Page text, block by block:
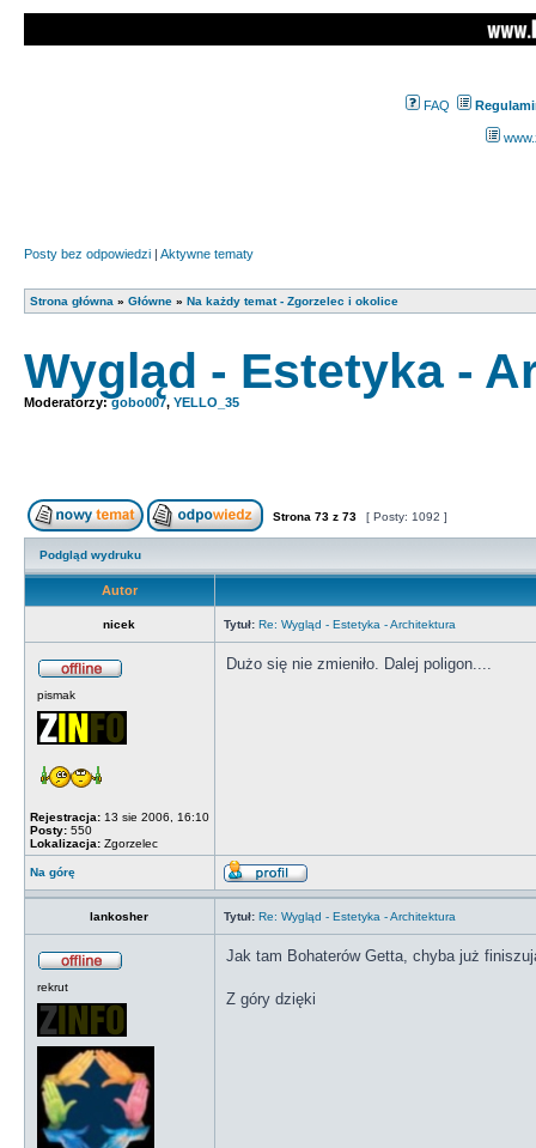
FAQ
Posty bez odpowiedzi | Aktywne tematy
Strona główna » Główne » Na każdy temat - Zgorzelec i okolice
Wygląd - Estetyka -
Moderatorzy:gobo007, YELLO_35
Strona 73 z 73 [ Posty: 1092 ]
Podgląd wydruku
Autor
nicek Tytuł: Re: Wygląd - Estetyka - Architektura
pismak
Rejestracja: 13 sie 2006, 16:10
Posty: 550
Lokalizacja: Zgorzelec
Dużo się nie zmieniło. Dalej poligon....
Na górę
lankosher Tytuł: Re: Wygląd - Estetyka - Architektura
rekrut
Jak tam Bohaterów Getta, chyba już
Z góry dzięki